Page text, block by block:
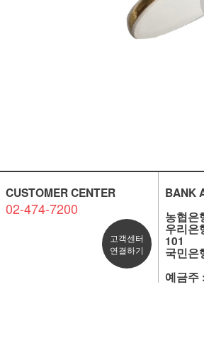
CUSTOMER CENTER
02-474-7200
고객센터
연결하기
BANK
농협은
우리은
101
국민은
예금주